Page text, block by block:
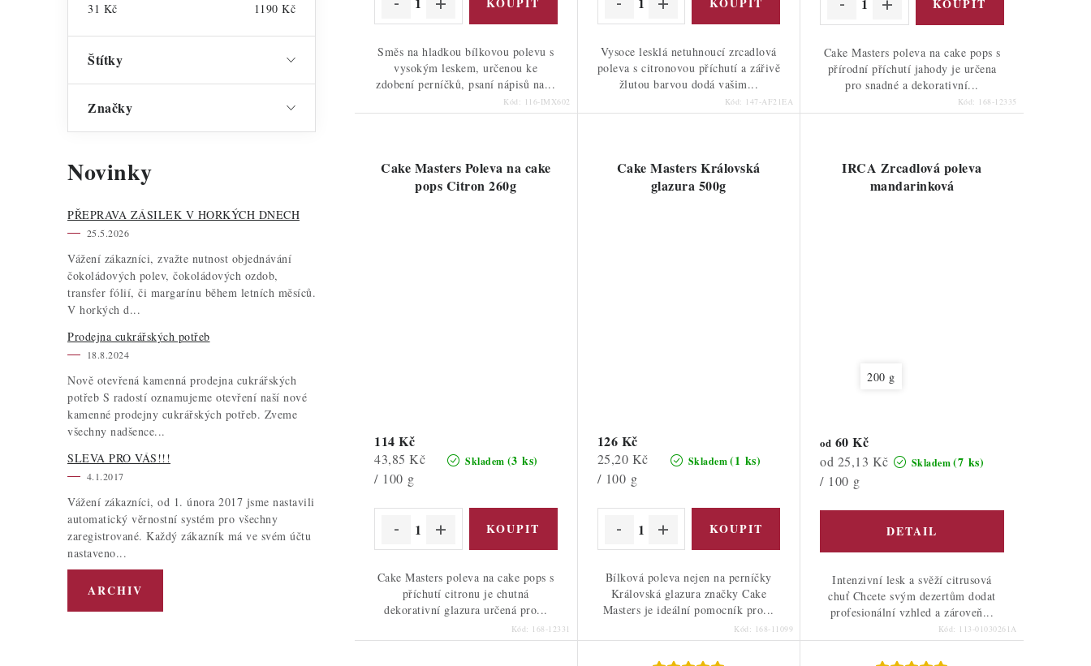
31 Kč 1190 Kč
Štítky
Značky
Novinky
PŘEPRAVA ZÁSILEK V HORKÝCH DNECH
25.5.2026
Vážení zákazníci, zvažte nutnost objednávání
čokoládových polev, čokoládových ozdob,
transfer fólií, či margarínu během letních měsíců.
V horkých d...
Prodejna cukrářských potřeb
18.8.2024
Nově otevřená kamenná prodejna cukrářských
potřeb S radostí oznamujeme otevření naší nové
kamenné prodejny cukrářských potřeb. Zveme
všechny nadšence...
SLEVA PRO VÁS!!!
4.1.2017
Vážení zákazníci, od 1. února 2017 jsme nastavili
automatický věrnostní systém pro všechny
zaregistrované. Každý zákazník má ve svém účtu
nastaveno...
ARCHIV
Směs na hladkou bílkovou polevu s
vysokým leskem, určenou ke
zdobení perníčků, psaní nápisů na...
Kód: 116-IMX602
Vysoce lesklá netuhnoucí zrcadlová
poleva s citronovou příchutí a zářivě
žlutou barvou dodá vašim...
Kód: 147-AF21EA
Cake Masters poleva na cake pops s
přírodní příchutí jahody je určena
pro snadné a dekorativní...
Kód: 168-12335
Cake Masters Poleva na cake
pops Citron 260g
Skladem (3 ks)
114 Kč
Měrná
cena:
43,85 Kč
/ 100 g
Cake Masters poleva na cake pops s
příchutí citronu je chutná
dekorativní glazura určená pro...
Kód: 168-12331
Cake Masters Královská
glazura 500g
Skladem (1 ks)
126 Kč
Měrná
cena:
25,20 Kč
/ 100 g
Bílková poleva nejen na perníčky
Královská glazura značky Cake
Masters je ideální pomocník pro...
Kód: 168-11099
IRCA Zrcadlová poleva
mandarinková
200 g
Skladem (7 ks)
od 60 Kč
Měrná
cena:
od 25,13 Kč
/ 100 g
Intenzivní lesk a svěží citrusová
chuť Chcete svým dezertům dodat
profesionální vzhled a zároveň...
Kód: 113-01030261A